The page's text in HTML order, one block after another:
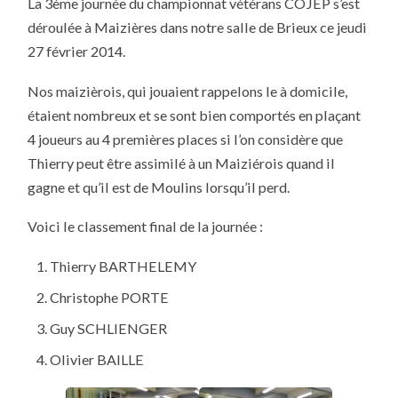
CHAMPIONNAT
À
déroulée à Maizières dans notre salle de Brieux ce jeudi
27 février 2014.
Nos maizièrois, qui jouaient rappelons le à domicile,
étaient nombreux et se sont bien comportés en plaçant
4 joueurs au 4 premières places si l’on considère que
Thierry peut être assimilé à un Maiziérois quand il
gagne et qu’il est de Moulins lorsqu’il perd.
Voici le classement final de la journée :
Thierry BARTHELEMY
Christophe PORTE
Guy SCHLIENGER
Olivier BAILLE